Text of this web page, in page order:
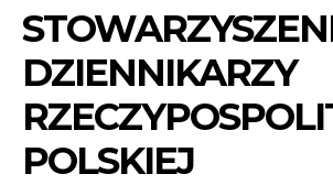
DZIENNIKARZY
POLSKIEJ